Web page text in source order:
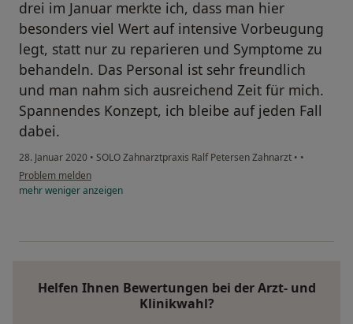
drei im Januar merkte ich, dass man hier
besonders viel Wert auf intensive Vorbeugung
legt, statt nur zu reparieren und Symptome zu
behandeln. Das Personal ist sehr freundlich
und man nahm sich ausreichend Zeit für mich.
Spannendes Konzept, ich bleibe auf jeden Fall
dabei.
28. Januar 2020 • SOLO Zahnarztpraxis Ralf Petersen Zahnarzt • •
Problem melden
mehrwenigeranzeigen
Helfen Ihnen Bewertungen bei der Arzt- und
Klinikwahl?